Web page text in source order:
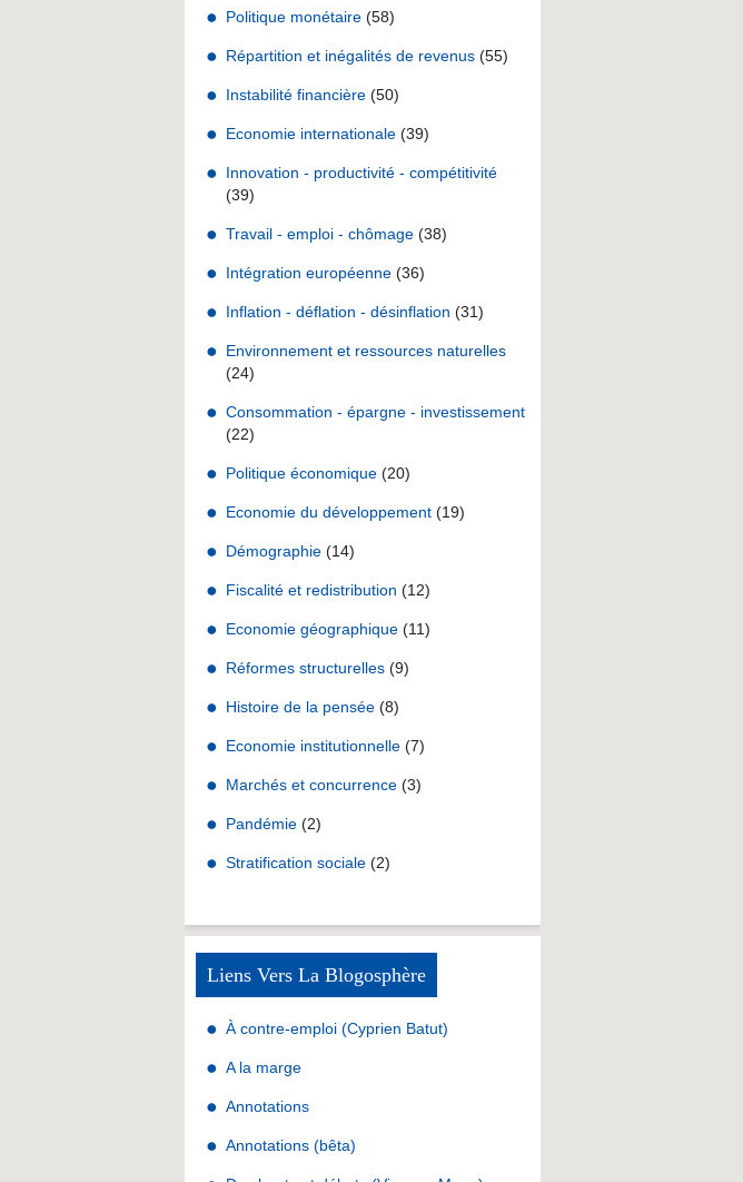
Politique monétaire (58)
Répartition et inégalités de revenus (55)
Instabilité financière (50)
Economie internationale (39)
Innovation - productivité - compétitivité
(39)
Travail - emploi - chômage (38)
Intégration européenne (36)
Inflation - déflation - désinflation (31)
Environnement et ressources naturelles
(24)
Consommation - épargne - investissement
(22)
Politique économique (20)
Economie du développement (19)
Démographie (14)
Fiscalité et redistribution (12)
Economie géographique (11)
Réformes structurelles (9)
Histoire de la pensée (8)
Economie institutionnelle (7)
Marchés et concurrence (3)
Pandémie (2)
Stratification sociale (2)
Liens Vers La Blogosphère
À contre-emploi (Cyprien Batut)
A la marge
Annotations
Annotations (bêta)